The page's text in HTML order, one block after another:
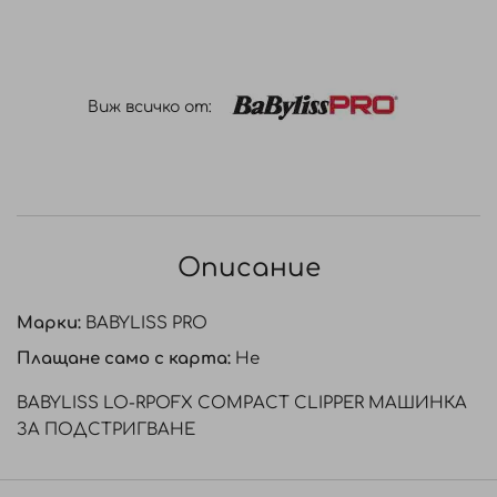
Виж всичко от:
Описание
Марки: BABYLISS PRO
Плащане само с карта: Не
BABYLISS LO-RPOFX COMPACT CLIPPER МАШИНКА
ЗА ПОДСТРИГВАНЕ